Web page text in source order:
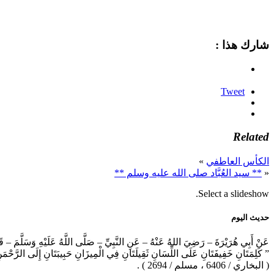
شارك هذا :
Tweet
Related
الكأس العاطفي »
« ** سيد العُبَّاد صلى الله عليه وسلم **
Select a slideshow.
حديث اليوم
عَنْ أَبِي هُرَيْرَةَ – رَضِيَ اللهُ عَنْهُ – عَنِ النَّبِيِّ – صَلَّى اللَّهُ عَلَيْهِ وَسَلَّمَ –
” كَلِمَتَانِ خَفِيفَتَانِ عَلَى اللِّسَانِ ثَقِيلَتَانِ فِي الْمِيزَانِ حَبِيبَتَانِ إِلَى
( البخاري / 6406 ، مسلم / 2694 ) .